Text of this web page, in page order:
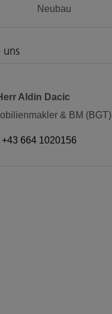
Neubau
uns
Aldin Dacic
& BM (BGT)
664 1020156